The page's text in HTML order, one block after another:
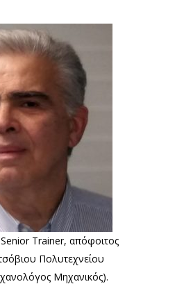
Trainer, απόφοιτος
Πολυτεχνείου
Μηχανικός).